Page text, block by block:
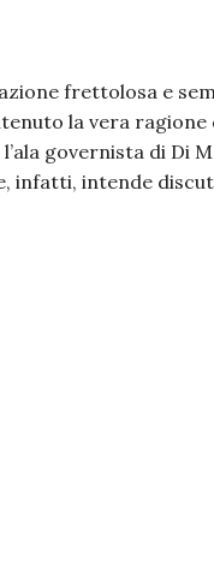
frettolosa e
la vera
governista di Di
infatti, intende